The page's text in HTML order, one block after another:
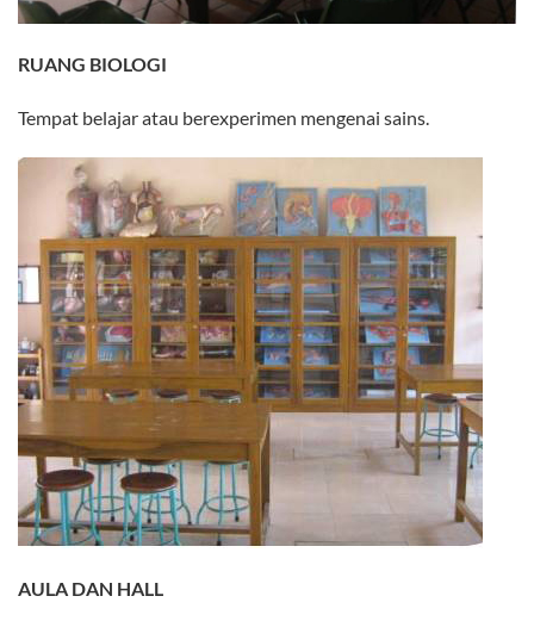
RUANG BIOLOGI
Tempat belajar atau berexperimen mengenai sains.
AULA DAN HALL